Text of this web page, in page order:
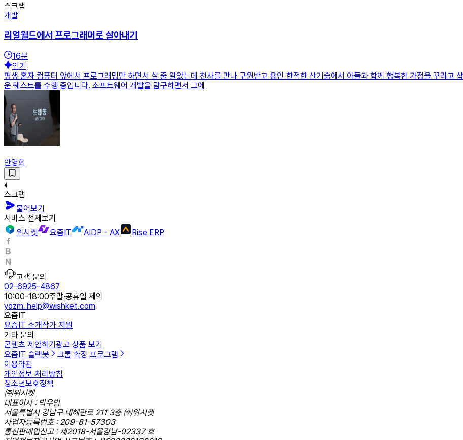
스크랩
개발
리얼월드에서 프로그래머로 살아내기
16분
인기
평생 혼자 컴퓨터 앞에서 프로그래밍만 하면서 살 줄 알았는데 천사를 만나 구원받고 용인 한적한 산기슭에서 아들과 함께 행복한 가정을 꾸리고
운 퀘스트를 수행 중입니다. 소프트웨어 개발을 탐구하면서 그에
안영회
스크랩
물어보기
서비스 전체보기
위시켓
요즘IT AIDP - AX Rise ERP
고객 문의
02-6925-4867
10:00-18:00주말·공휴일 제외
yozm_help@wishket.com
요즘IT
요즘IT 소개작가 지원
기타 문의
콘텐츠 제안하기 광고 상품 보기
요즘IT 슬랙봇
크롬 확장 프로그램
이용약관
개인정보 처리방침
청소년보호정책
㈜위시켓
대표이사 : 박우범
서울특별시 강남구 테헤란로 211 3층 ㈜위시켓
사업자등록번호 : 209-81-57303
통신판매업신고 : 제2018-서울강남-02337 호